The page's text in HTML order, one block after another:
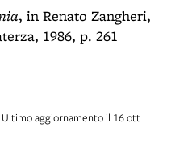
, in Renato Zangheri,
1986, p. 261
aggiornamento il 16 ott